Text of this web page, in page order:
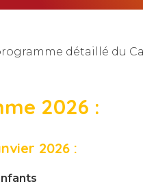
détaillé du
2026 :
2026 :